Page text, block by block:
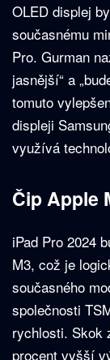
OLED displej
současnému
Pro. Gurman
jasnější“ a
tomuto
displeji
využívá
Čip Apple
iPad Pro 2024
M3, což je
současného
společnosti
rychlosti. Skok
procent vyšší